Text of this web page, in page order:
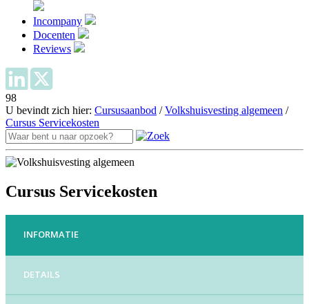
Incompany
Docenten
Reviews
98
U bevindt zich hier: Cursusaanbod /Volkshuisvesting algemeen /
Cursus Servicekosten
Cursus Servicekosten
INFORMATIE
DETAILS